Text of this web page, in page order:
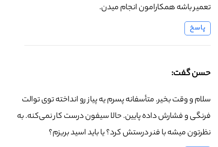
تعمیر باشه همکارامون انجام میدن.
پاسخ
حسن گفت:
سلام و وقت بخیر. متأسفانه پسرم یه پیاز رو انداخته توی توالت
فرنگی و فشارش داده پایین. حالا سیفون درست کار نمی‌کنه. به
نظرتون میشه با فنر درستش کرد؟ یا باید اسید بریزم؟